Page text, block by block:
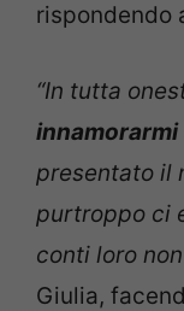
rispondendo
“In tutta
innamorarmi
presentato il
purtroppo ci
conti loro
Giulia,